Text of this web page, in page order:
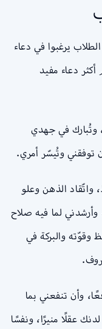
يرغبوا في دعاء
دعاء مفيد
وتُبارك في جهدي
وتُيسّر أمري.
واتّقاد الذهن وعلو
لما فيه صلاح
وقوّته والبركة في
وأن تنفعني بما
عقلًا منيرًا، ونفسًا